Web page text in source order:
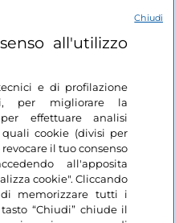
all'utilizzo
e di profilazione
per migliorare la
effettuare analisi
cookie (divisi per
il tuo consenso
all'apposita
cookie". Cliccando
di memorizzare tutti i
“Chiudi” chiude il
Chiudi